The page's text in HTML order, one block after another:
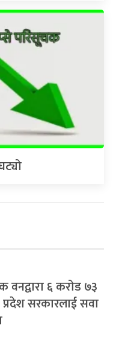
वनद्वारा ६ करोड ७३
सरकारलाई सवा